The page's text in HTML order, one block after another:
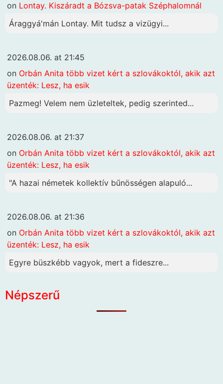
on Lontay. Kiszáradt a Bózsva-patak Széphalomnál
Áraggyá'mán Lontay. Mit tudsz a vizügyi...
2026.08.06. at 21:45
on Orbán Anita több vizet kért a szlovákoktól, akik azt
üzenték: Lesz, ha esik
Pazmeg! Velem nem üzleteltek, pedig szerinted...
2026.08.06. at 21:37
on Orbán Anita több vizet kért a szlovákoktól, akik azt
üzenték: Lesz, ha esik
"A hazai németek kollektív bűnösségen alapuló...
2026.08.06. at 21:36
on Orbán Anita több vizet kért a szlovákoktól, akik azt
üzenték: Lesz, ha esik
Egyre büszkébb vagyok, mert a fideszre...
Népszerű